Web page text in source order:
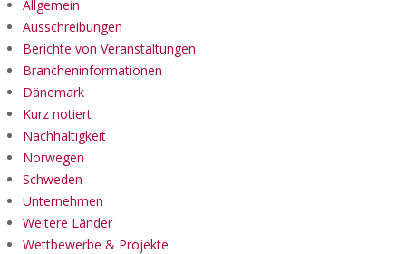
Allgemein
Ausschreibungen
Berichte von Veranstaltungen
Brancheninformationen
Dänemark
Kurz notiert
Nachhaltigkeit
Norwegen
Schweden
Unternehmen
Weitere Länder
Wettbewerbe & Projekte